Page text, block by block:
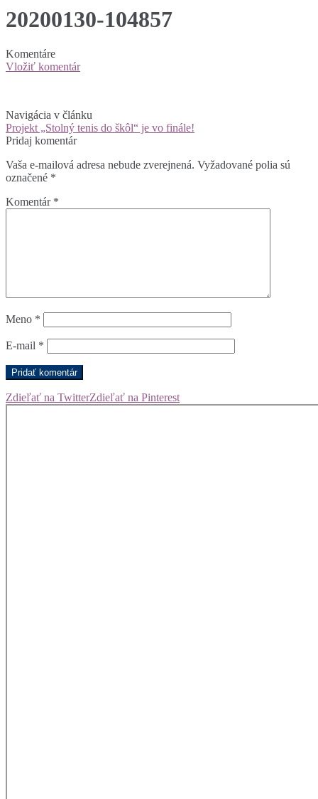
20200130-104857
Komentáre
Vložiť komentár
Navigácia v článku
Projekt „Stolný tenis do škôl“ je vo finále!
Pridaj komentár
Vaša e-mailová adresa nebude zverejnená. Vyžadované polia sú
označené *
Komentár *
Meno *
E-mail *
Zdieľať na TwitterZdieľať na Pinterest